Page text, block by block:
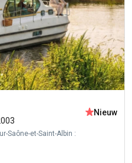
Saône-et-Saint-Albin :
Nieuw